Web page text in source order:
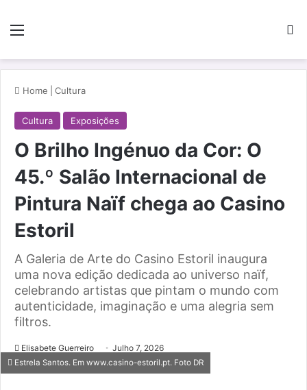
Menu
Home Cultura
Cultura Exposições
O Brilho Ingénuo da Cor: O
45.º Salão Internacional de
Pintura Naïf chega ao Casino
Estoril
A Galeria de Arte do Casino Estoril inaugura
uma nova edição dedicada ao universo naïf,
celebrando artistas que pintam o mundo com
autenticidade, imaginação e uma alegria sem
filtros.
Elisabete Guerreiro Julho 7, 2026
Estrela Santos. Em www.casino-estoril.pt. Foto DR